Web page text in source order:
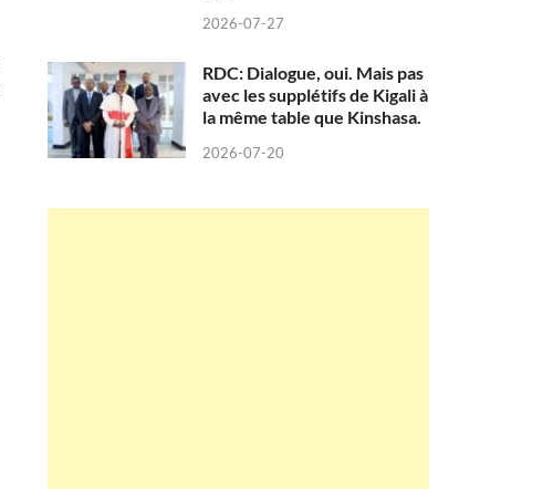
2026-07-27
RDC: Dialogue, oui. Mais pas
avec les supplétifs de Kigali à
la même table que Kinshasa.
2026-07-20